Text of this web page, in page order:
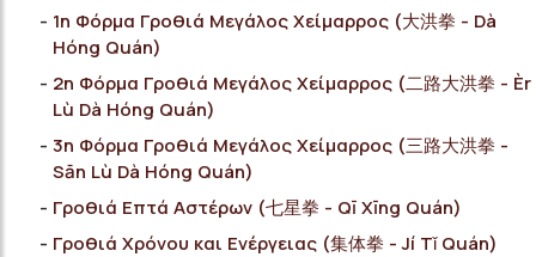
1η Φόρμα Γροθιά Μεγάλος Χείμαρρος (大洪拳 - Dà
Hóng Quán)
2η Φόρμα Γροθιά Μεγάλος Χείμαρρος (二路大洪拳 - Èr
Lù Dà Hóng Quán)
3η Φόρμα Γροθιά Μεγάλος Χείμαρρος (三路大洪拳 -
Sān Lù Dà Hóng Quán)
Γροθιά Επτά Αστέρων (七星拳 - Qī Xīng Quán)
Γροθιά Χρόνου και Ενέργειας (集体拳 - Jí Tǐ Quán)